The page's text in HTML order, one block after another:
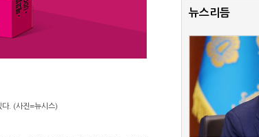
다. (사진=뉴시스)
뉴스리듬